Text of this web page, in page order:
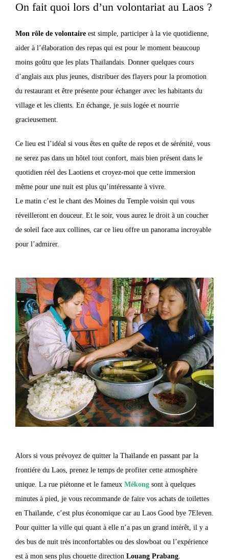
On fait quoi lors d’un volontariat au Laos ?
Mon rôle de volontaire est simple, participer à la vie quotidienne,
aider à l’élaboration des repas qui est pour le moment beaucoup
moins goûtu que les plats Thaïlandais. Donner quelques cours
d’anglais aux plus jeunes, distribuer des flayers pour la promotion
du restaurant et être présente pour échanger avec les habitants du
village et les clients. En échange, je suis logée et nourrie
gracieusement.
Ce lieu est l’idéal si vous êtes en quête de repos et de sérénité, vous
ne serez pas dans un hôtel tout confort, mais bien présent dans le
quotidien réel des Laotiens et croyez-moi que cette immersion
même pour une nuit est plus qu’intéressante à vivre.
Le matin c’est le chant des Moines du Temple voisin qui vous
réveilleront en douceur. Et le soir, vous aurez le droit à un coucher
de soleil face aux collines, car ce lieu offre un panorama incroyable
pour l’admirer.
Alors si vous prévoyez de quitter la Thaïlande en passant par la
frontiére du Laos, prenez le temps de profiter cette atmosphère
unique. La rue piétonne et le fameux Mékong sont à quelques
minutes à pied, je vous recommande de faire vos achats de toilettes
en Thaïlande, c’est plus économique car au Laos Good bye 7Eleven.
Pour quitter la ville qui quant à elle n’a pas un grand intérêt, il y a
des bus de nuit très inconfortables ou des slowboat ou l’expérience
est à mon sens plus chouette direction Louang Prabang.